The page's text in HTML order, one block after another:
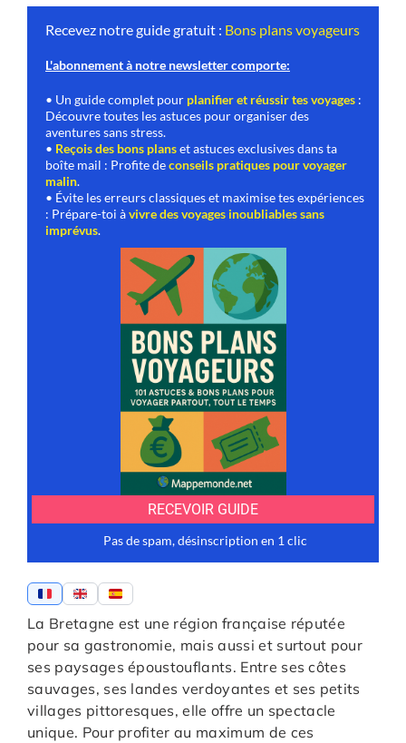
La Bretagne est une région française réputée
pour sa gastronomie, mais aussi et surtout pour
ses paysages époustouflants. Entre ses côtes
sauvages, ses landes verdoyantes et ses petits
villages pittoresques, elle offre un spectacle
unique. Pour profiter au maximum de ces